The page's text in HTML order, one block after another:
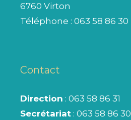
6760 Virton
Téléphone : 063 58 86 30
Contact
Direction : 063 58 86 31
Secrétariat : 063 58 86 30